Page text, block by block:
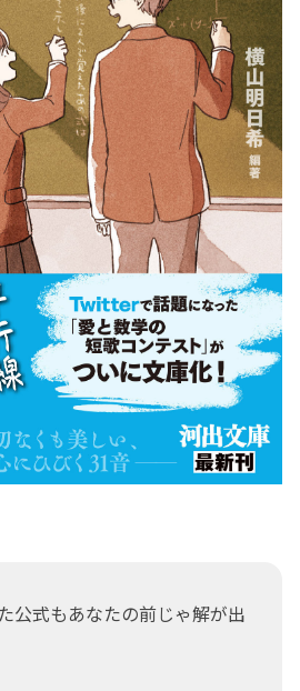
公式もあなたの前じゃ解が出